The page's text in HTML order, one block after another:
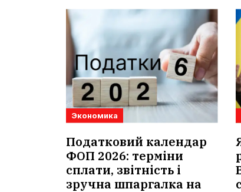
Экономика
Податковий календар
ФОП 2026: терміни
сплати, звітність і
зручна шпаргалка на